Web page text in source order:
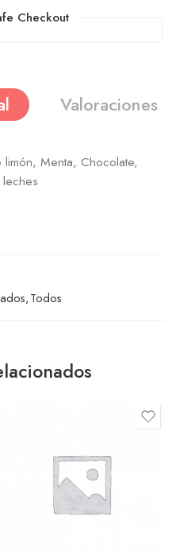
Checkout
Valoraciones
limón, Menta, Chocolate,
,Todos